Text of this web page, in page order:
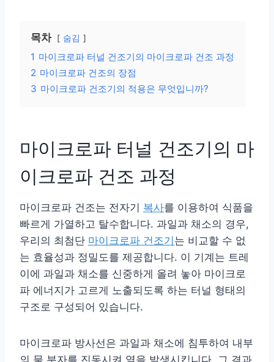
목차 숨김
1 마이크로파 터널 건조기의 마이크로파 건조 과정
2 마이크로파 건조의 장점
3 마이크로파 건조기의 적용은 무엇입니까?
마이크로파 터널 건조기의 마
이크로파 건조 과정
마이크로파 건조는 전자기 복사를 이용하여 식품을
빠르게 가열하고 탈수합니다. 과일과 채소의 경우,
우리의 최첨단 마이크로파 건조기 는 비교할 수 없
는 효율성과 정밀도를 제공합니다. 이 기계는 트레
이에 과일과 채소를 신중하게 올려 놓아 마이크로
파 에너지가 고르게 노출되도록 하는 터널 형태의
구조로 구성되어 있습니다.
마이크로파 방사선은 과일과 채소에 침투하여 내부
의 물 분자를 진동시켜 열을 발생시킵니다. 그 결과